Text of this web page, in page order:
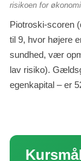
risikoen for
Piotroski-scoren
til 9, hvor højere
sundhed, vær
lav risiko).
egenkapital – er